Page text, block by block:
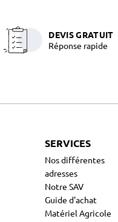
DEVIS GRATUIT
Réponse rapide
SERVICES
Nos différentes
adresses
Notre SAV
Guide d'achat
Matériel Agricole